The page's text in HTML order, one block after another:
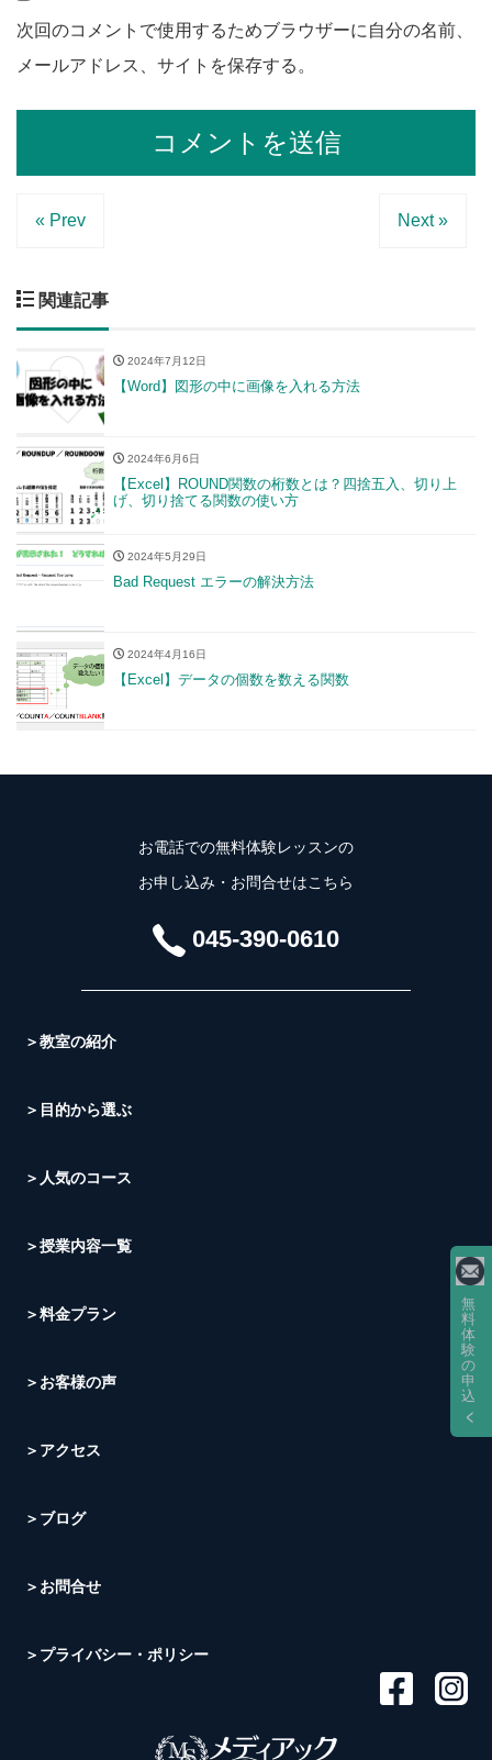
次回のコメントで使用するためブラウザーに自分の名前、
メールアドレス、サイトを保存する。
« Prev Next »
関連記事
2024年7月12日
【Word】図形の中に画像を入れる方法
2024年6月6日
【Excel】ROUND関数の桁数とは？四捨五入、切り上
げ、切り捨てる関数の使い方
2024年5月29日
Bad Request エラーの解決方法
2024年4月16日
【Excel】データの個数を数える関数
お電話での無料体験レッスンの
お申し込み・お問合せはこちら
045-390-0610
＞教室の紹介
＞目的から選ぶ
＞人気のコース
＞授業内容一覧
＞料金プラン
＞お客様の声
＞アクセス
＞ブログ
＞お問合せ
＞プライバシー・ポリシー
無
料
体
験
の
申
込